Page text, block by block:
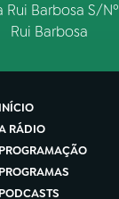
Rui Barbosa S/Nº
Rui Barbosa
INÍCIO
RÁDIO
PROGRAMAÇÃO
PROGRAMAS
PODCASTS